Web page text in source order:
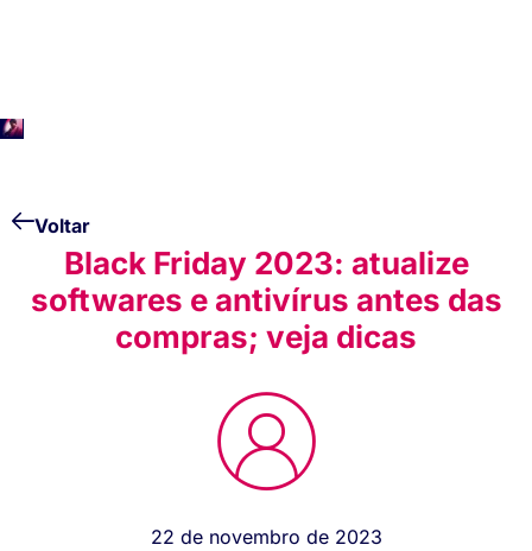
Voltar
Black Friday 2023: atualize
softwares e antivírus antes das
compras; veja dicas
22 de novembro de 2023